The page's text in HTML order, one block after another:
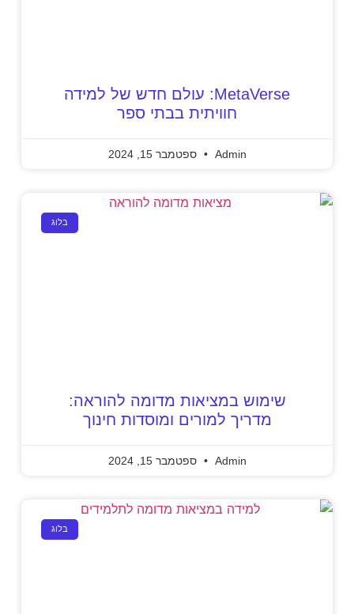
MetaVerse: עולם חדש של למידה
חוויתית בבתי ספר
Admin ספטמבר 15, 2024
בלוג
שימוש במציאות מדומה להוראה:
מדריך למורים ומוסדות חינוך
Admin ספטמבר 15, 2024
בלוג